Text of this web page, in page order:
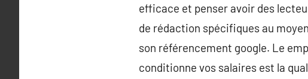
efficace et penser avoir des
de rédaction spécifiques au
son référencement google. Le
conditionne vos salaires est la